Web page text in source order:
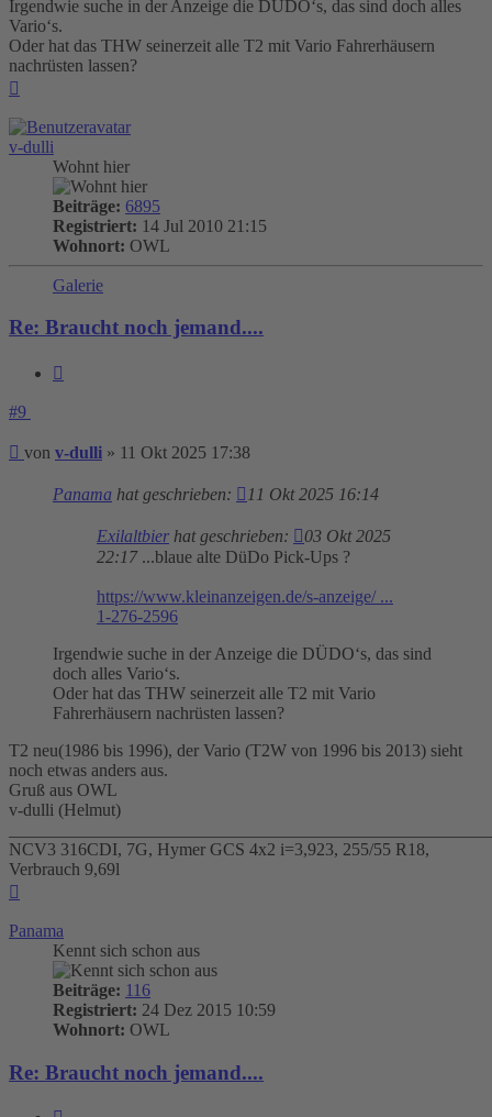
Irgendwie suche in der Anzeige die DÜDO‘s, das sind doch alles
Vario‘s.
Oder hat das THW seinerzeit alle T2 mit Vario Fahrerhäusern
nachrüsten lassen?
v-dulli
Wohnt hier
Beiträge: 6895
Registriert: 14 Jul 2010 21:15
Wohnort: OWL
Galerie
Re: Braucht noch jemand....
#9
Beitrag
von v-dulli » 11 Okt 2025 17:38
Panama hat geschrieben: 11 Okt 2025 16:14
Exilaltbier hat geschrieben:
03 Okt 2025
22:17...blaue alte DüDo Pick-Ups ?
https://www.kleinanzeigen.de/s-anzeige/ ...
1-276-2596
Irgendwie suche in der Anzeige die DÜDO‘s, das sind
doch alles Vario‘s.
Oder hat das THW seinerzeit alle T2 mit Vario
Fahrerhäusern nachrüsten lassen?
T2 neu(1986 bis 1996), der Vario (T2W von 1996 bis 2013) sieht
noch etwas anders aus.
Gruß aus OWL
v-dulli (Helmut)
NCV3 316CDI, 7G, Hymer GCS 4x2 i=3,923, 255/55 R18,
Verbrauch 9,69l
Panama
Kennt sich schon aus
Beiträge: 116
Registriert: 24 Dez 2015 10:59
Wohnort: OWL
Re: Braucht noch jemand....